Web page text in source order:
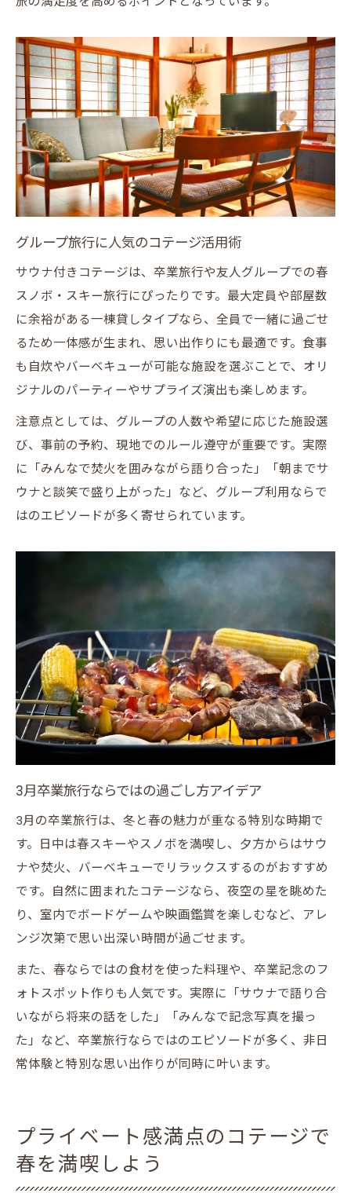
グループ旅行に人気のコテージ活用術
サウナ付きコテージは、卒業旅行や友人グループでの春
スノボ・スキー旅行にぴったりです。最大定員や部屋数
に余裕がある一棟貸しタイプなら、全員で一緒に過ごせ
るため一体感が生まれ、思い出作りにも最適です。食事
も自炊やバーベキューが可能な施設を選ぶことで、オリ
ジナルのパーティーやサプライズ演出も楽しめます。
注意点としては、グループの人数や希望に応じた施設選
び、事前の予約、現地でのルール遵守が重要です。実際
に「みんなで焚火を囲みながら語り合った」「朝までサ
ウナと談笑で盛り上がった」など、グループ利用ならで
はのエピソードが多く寄せられています。
3月卒業旅行ならではの過ごし方アイデア
3月の卒業旅行は、冬と春の魅力が重なる特別な時期で
す。日中は春スキーやスノボを満喫し、夕方からはサウ
ナや焚火、バーベキューでリラックスするのがおすすめ
です。自然に囲まれたコテージなら、夜空の星を眺めた
り、室内でボードゲームや映画鑑賞を楽しむなど、アレ
ンジ次第で思い出深い時間が過ごせます。
また、春ならではの食材を使った料理や、卒業記念のフ
ォトスポット作りも人気です。実際に「サウナで語り合
いながら将来の話をした」「みんなで記念写真を撮っ
た」など、卒業旅行ならではのエピソードが多く、非日
常体験と特別な思い出作りが同時に叶います。
プライベート感満点のコテージで
春を満喫しよう